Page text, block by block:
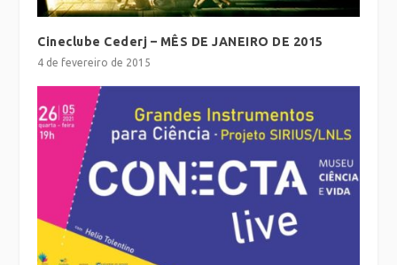
Cineclube Cederj – MÊS DE JANEIRO DE 2015
4 de fevereiro de 2015